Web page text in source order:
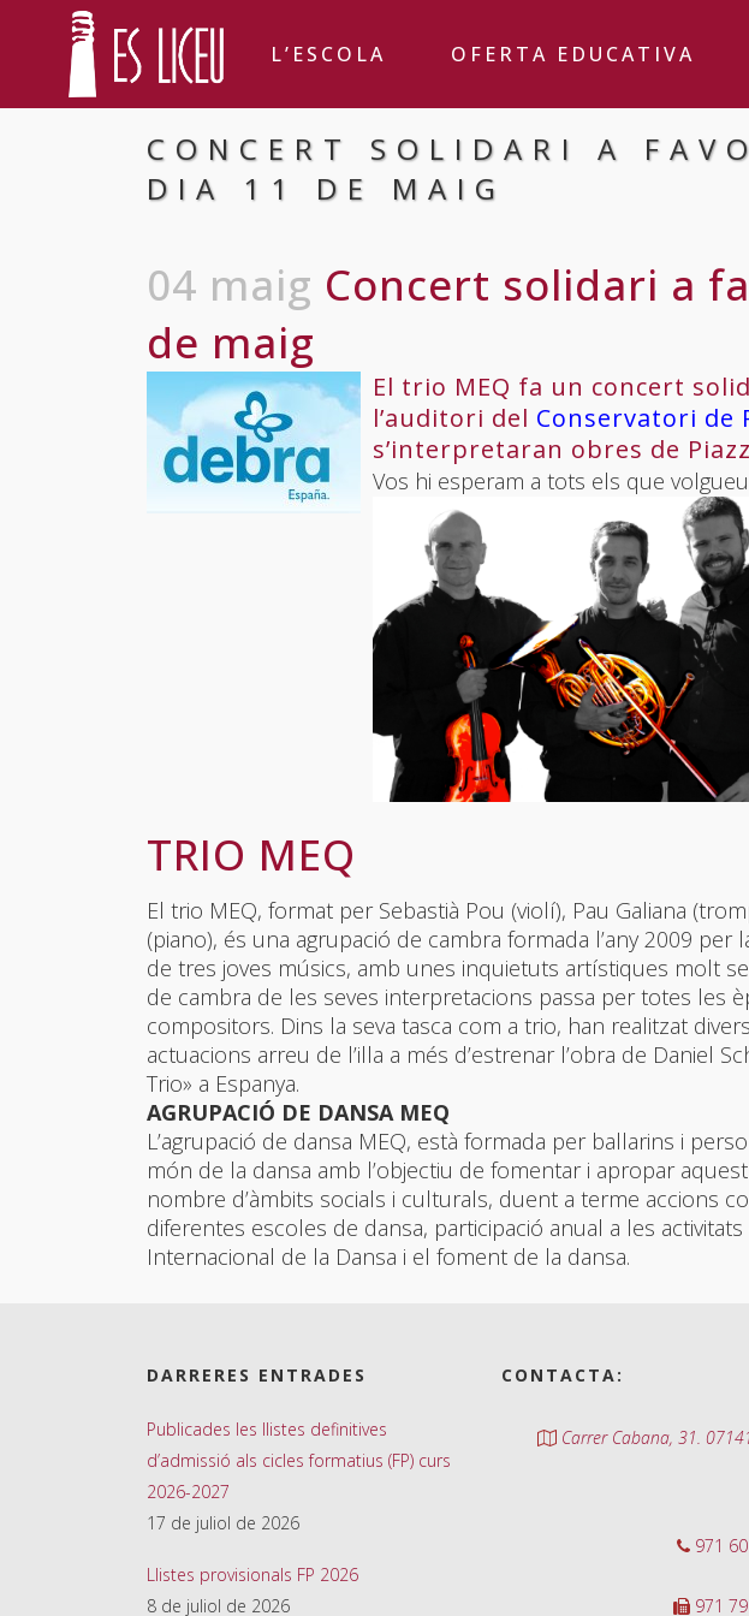
L’ESCOLA OFERTA EDUCATIVA
CONCERT SOLIDARI A
DIA 11 DE MAIG
04 maig Concert solidari a
de maig
El trio MEQ fa un concert
l’auditori del Conservatori de
s’interpretaran obres de
Vos hi esperam a tots els que
TRIO MEQ
El trio MEQ, format per Sebastià Pou (violí), Pau Galiana
(piano), és una agrupació de cambra formada l’any 2009 per
de tres joves músics, amb unes inquietuts artístiques molt
de cambra de les seves interpretacions passa per totes les
compositors. Dins la seva tasca com a trio, han realitzat
actuacions arreu de l’illa a més d’estrenar l’obra de Daniel
Trio» a Espanya.
AGRUPACIÓ DE DANSA MEQ
L’agrupació de dansa MEQ, està formada per ballarins i
món de la dansa amb l’objectiu de fomentar i apropar
nombre d’àmbits socials i culturals, duent a terme accions
diferentes escoles de dansa, participació anual a les activitats
Internacional de la Dansa i el foment de la dansa.
DARRERES ENTRADES
Publicades les llistes definitives
d’admissió als cicles formatius (FP) curs
2026-2027
17 de juliol de 2026
Llistes provisionals FP 2026
8 de juliol de 2026
CONTACTA:
Carrer Cabana, 31.
971
971